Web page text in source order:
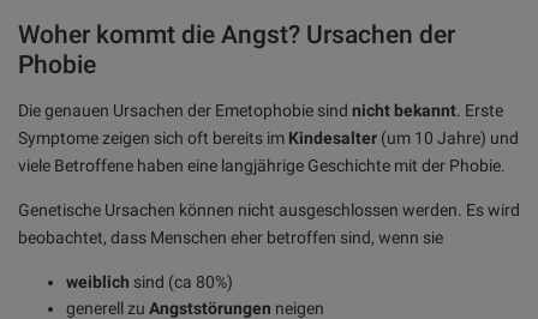
Woher kommt die Angst? Ursachen der
Phobie
Die genauen Ursachen der Emetophobie sind nicht bekannt. Erste
Symptome zeigen sich oft bereits im Kindesalter (um 10 Jahre) und
viele Betroffene haben eine langjährige Geschichte mit der Phobie.
Genetische Ursachen können nicht ausgeschlossen werden. Es wird
beobachtet, dass Menschen eher betroffen sind, wenn sie
weiblich sind (ca 80%)
generell zu Angststörungen neigen